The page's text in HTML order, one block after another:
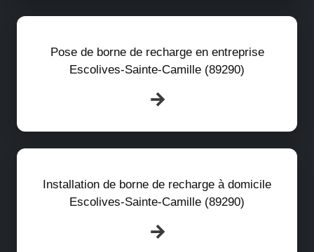
Pose de borne de recharge en entreprise
Escolives-Sainte-Camille (89290)
Installation de borne de recharge à domicile
Escolives-Sainte-Camille (89290)